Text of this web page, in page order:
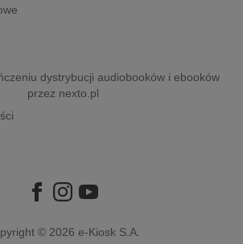
dystrybucji audiobooków i ebooków
przez nexto.pl
© 2026 e-Kiosk S.A.